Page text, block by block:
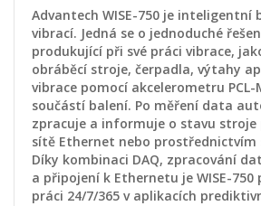
Advantech WISE-750 je inteligentní
vibrací. Jedná se o jednoduché
produkující při své práci vibrace,
obráběcí stroje, čerpadla, výtahy
vibrace pomocí akcelerometru PCL-
součástí balení. Po měření data
zpracuje a informuje o stavu
sítě Ethernet nebo prostřednictvím
Díky kombinaci DAQ, zpracování
a připojení k Ethernetu je WISE-750
práci 24/7/365 v aplikacích